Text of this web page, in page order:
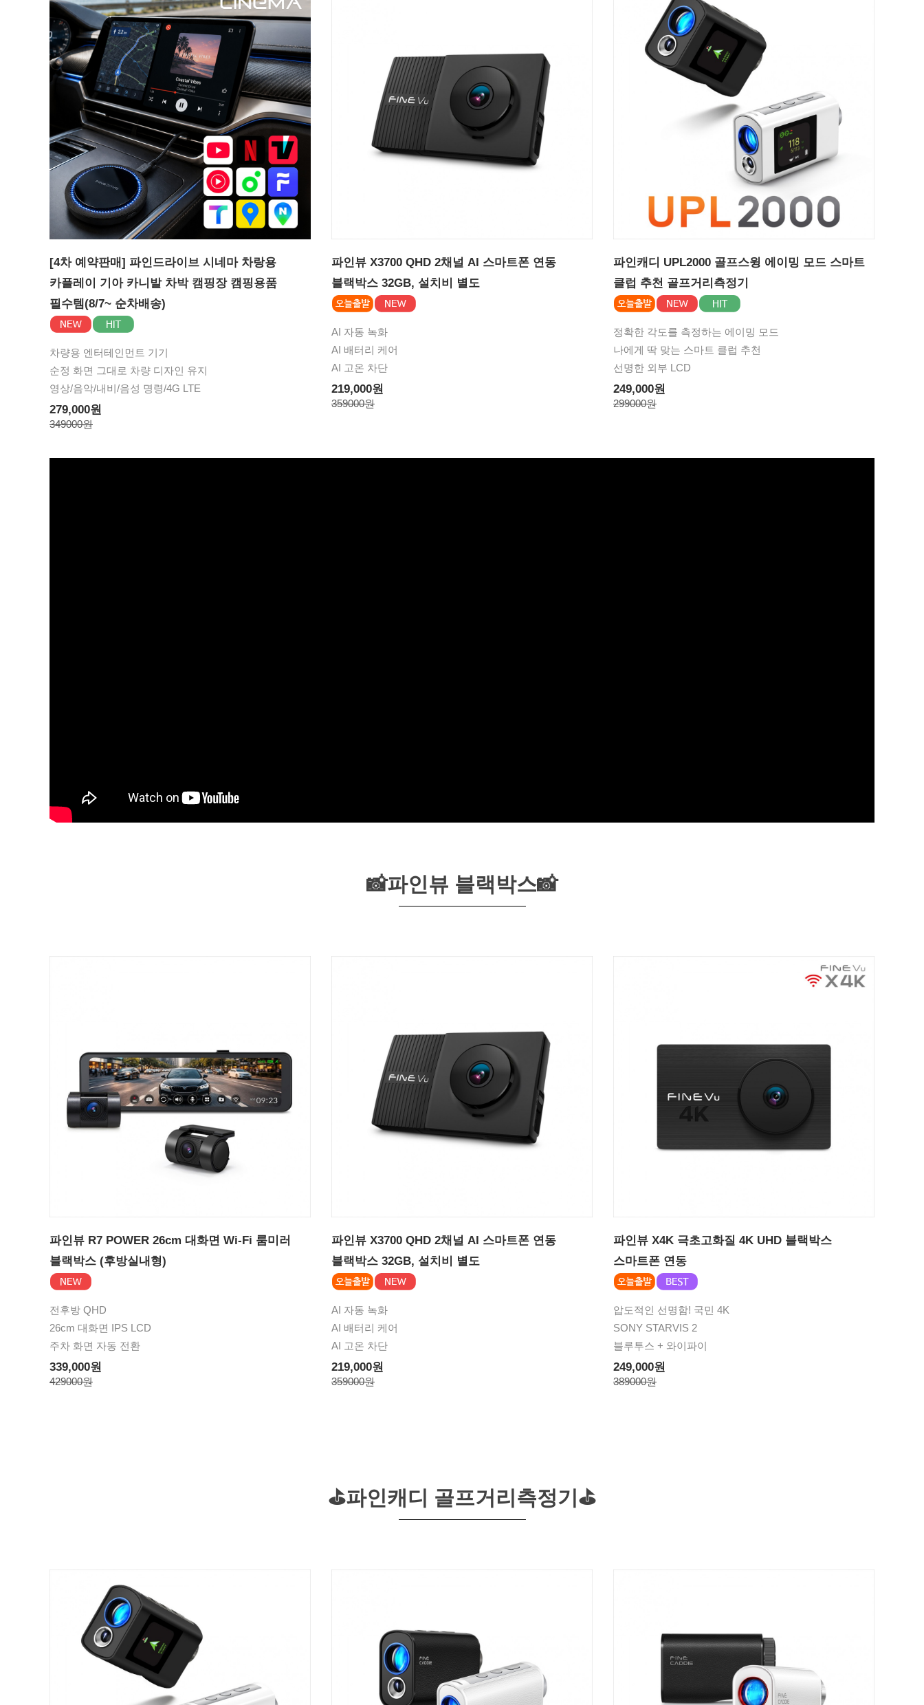
[4차 예약판매] 파인드라이브 시네마 차랑용
카플레이 기아 카니발 차박 캠핑장 캠핑용품
필수템(8/7~ 순차배송)
차량용 엔터테인먼트 기기
순정 화면 그대로 차량 디자인 유지
영상/음악/내비/음성 명령/4G LTE
279,000원
349000원
파인뷰 X3700 QHD 2채널 AI 스마트폰 연동
블랙박스 32GB, 설치비 별도
AI 자동 녹화
AI 배터리 케어
AI 고온 차단
219,000원
359000원
파인캐디 UPL2000 골프스윙 에이밍 모드 스마트
클럽 추천 골프거리측정기
정확한 각도를 측정하는 에이밍 모드
나에게 딱 맞는 스마트 클럽 추천
선명한 외부 LCD
249,000원
299000원
📸파인뷰 블랙박스📸
파인뷰 R7 POWER 26cm 대화면 Wi-Fi 룸미러
블랙박스 (후방실내형)
전후방 QHD
26cm 대화면 IPS LCD
주차 화면 자동 전환
339,000원
429000원
파인뷰 X3700 QHD 2채널 AI 스마트폰 연동
블랙박스 32GB, 설치비 별도
AI 자동 녹화
AI 배터리 케어
AI 고온 차단
219,000원
359000원
파인뷰 X4K 극초고화질 4K UHD 블랙박스
스마트폰 연동
압도적인 선명함! 국민 4K
SONY STARVIS 2
블루투스 + 와이파이
249,000원
389000원
⛳파인캐디 골프거리측정기⛳